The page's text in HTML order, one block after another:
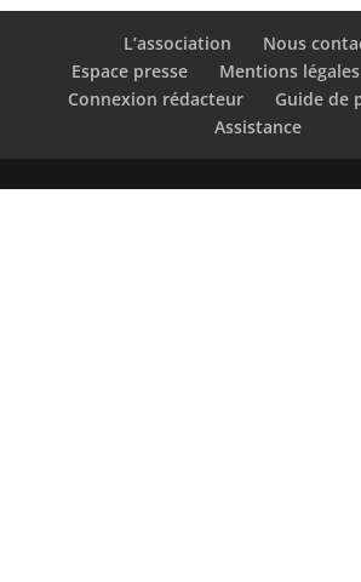
L’association
Nous
Espace presse
Mentions
Connexion rédacteur
Guide de
Assistance